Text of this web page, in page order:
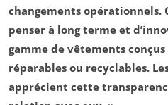
changements opérationnels.
penser à long terme et
gamme de vêtements
réparables ou recyclables.
apprécient cette